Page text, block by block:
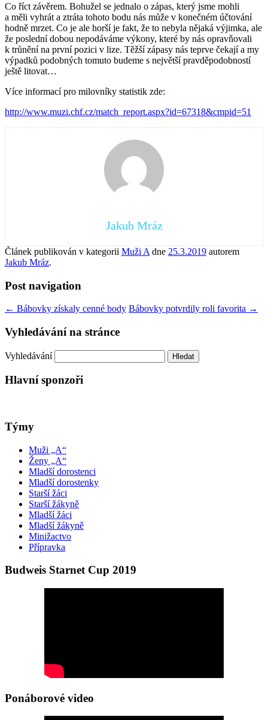
Co říct závěrem. Bohužel se jednalo o zápas, který jsme mohli
a měli vyhrát a ztráta tohoto bodu nás může v konečném účtování
hodně mrzet. Co je ale horší je fakt, že to nebyla nějaká výjimka, ale
že poslední dobou nepodáváme výkony, které by nás opravňovali
k trůnění na první pozici v lize. Těžší zápasy nás teprve čekají a my
výpadků podobných tomuto budeme s největší pravděpodobností
ještě litovat…
Více informací pro milovníky statistik zde:
http://www.muzi.chf.cz/match_report.aspx?id=67318&cmpid=51
Jakub Mráz
Článek publikován v kategorii Muži A dne 25.3.2019 autorem
Jakub Mráz.
Post navigation
← Bábovky získaly cenné body Bábovky potvrdily roli favorita →
Vyhledávání na stránce
Vyhledávání
Hlavní sponzoři
Týmy
Muži „A“
Ženy „A“
Mladší dorostenci
Mladší dorostenky
Starší žáci
Starší žákyně
Mladší žáci
Mladší žákyně
Minižactvo
Přípravka
Budweis Starnet Cup 2019
Ponáborové video